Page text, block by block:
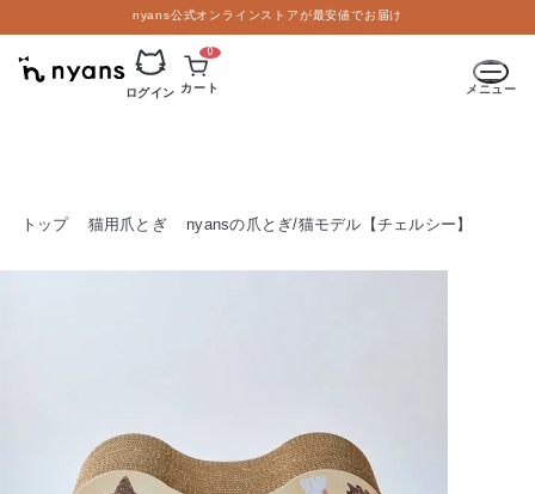
nyans公式オンラインストアが最安値でお届け
メニュー
ログイン
0
カート
トップ 猫用爪とぎ nyansの爪とぎ/猫モデル【チェルシー】